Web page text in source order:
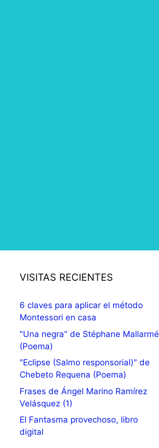
VISITAS RECIENTES
6 claves para aplicar el método
Montessori en casa
"Una negra" de Stéphane Mallarmé
(Poema)
"Eclipse (Salmo responsorial)" de
Chebeto Requena (Poema)
Frases de Ángel Marino Ramírez
Velásquez (1)
El Fantasma provechoso, libro
digital